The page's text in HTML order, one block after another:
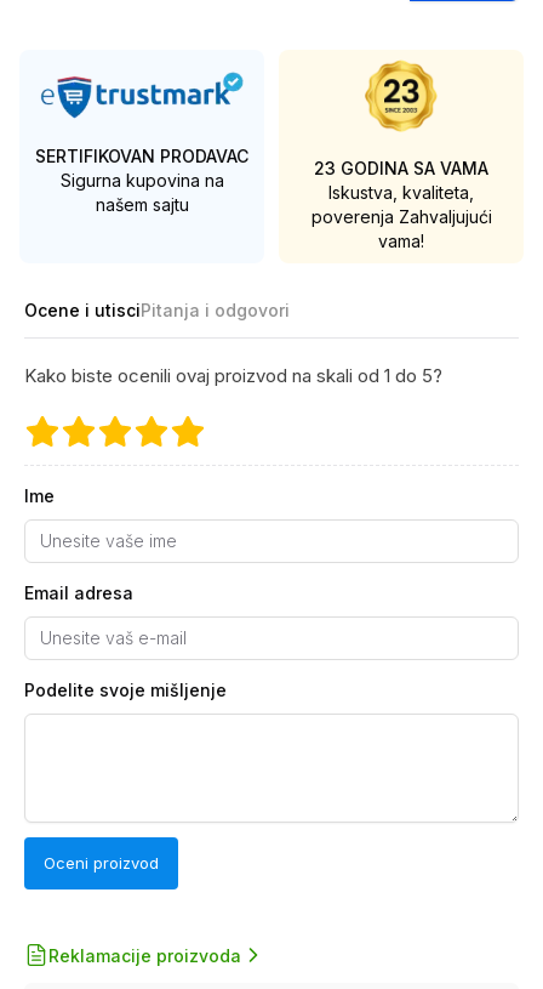
SERTIFIKOVAN PRODAVAC
Sigurna kupovina na
našem sajtu
23 GODINA SA VAMA
Iskustva, kvaliteta,
poverenja Zahvaljujući
vama!
Ocene i utisciPitanja i odgovori
Kako biste ocenili ovaj proizvod na skali od 1 do 5?
Ime
Email adresa
Podelite svoje mišljenje
Oceni proizvod
Reklamacije proizvoda